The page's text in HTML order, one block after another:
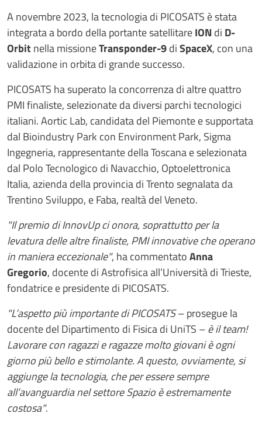
A novembre 2023, la tecnologia di PICOSATS è stata
integrata a bordo della portante satellitareIONdi D-
Orbit nella missioneTransponder-9diSpaceX, con una
validazione in orbita di grande successo.
PICOSATS ha superato la concorrenza di altre quattro
PMI finaliste, selezionate da diversi parchi tecnologici
italiani. Aortic Lab, candidata del Piemonte e supportata
dal Bioindustry Park con Environment Park, Sigma
Ingegneria, rappresentante della Toscana e selezionata
dal Polo Tecnologico di Navacchio, Optoelettronica
Italia, azienda della provincia di Trento segnalata da
Trentino Sviluppo, e Faba, realtà del Veneto.
"Il premio di InnovUp ci onora, soprattutto per la
levatura delle altre finaliste, PMI innovative che operano
in maniera eccezionale", ha commentatoAnna
Gregorio, docente di Astrofisica all’Università di Trieste,
fondatrice e presidente di PICOSATS.
"L’aspetto più importante di PICOSATS– prosegue la
docente del Dipartimento di Fisica di UniTS –è il team!
Lavorare con ragazzi e ragazze molto giovani è ogni
giorno più bello e stimolante. A questo, ovviamente, si
aggiunge la tecnologia, che per essere sempre
all’avanguardia nel settore Spazio è estremamente
costosa".